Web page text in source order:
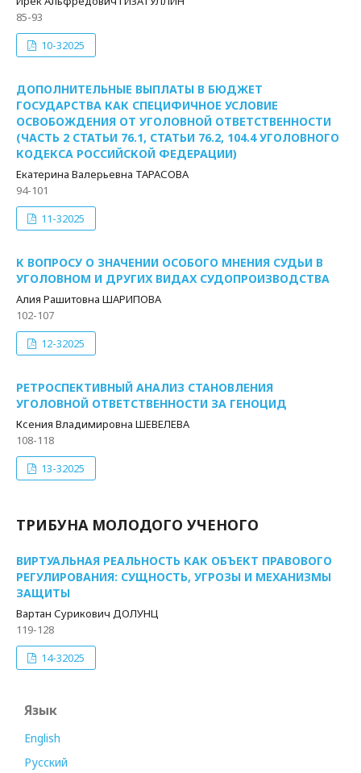
85-93
10-32025
ДОПОЛНИТЕЛЬНЫЕ ВЫПЛАТЫ В БЮДЖЕТ
ГОСУДАРСТВА КАК СПЕЦИФИЧНОЕ УСЛОВИЕ
ОСВОБОЖДЕНИЯ ОТ УГОЛОВНОЙ ОТВЕТСТВЕННОСТИ
(ЧАСТЬ 2 СТАТЬИ 76.1, СТАТЬИ 76.2, 104.4 УГОЛОВНОГО
КОДЕКСА РОССИЙСКОЙ ФЕДЕРАЦИИ)
Екатерина Валерьевна ТАРАСОВА
94-101
11-32025
К ВОПРОСУ О ЗНАЧЕНИИ ОСОБОГО МНЕНИЯ СУДЬИ В
УГОЛОВНОМ И ДРУГИХ ВИДАХ СУДОПРОИЗВОДСТВА
Алия Рашитовна ШАРИПОВА
102-107
12-32025
РЕТРОСПЕКТИВНЫЙ АНАЛИЗ СТАНОВЛЕНИЯ
УГОЛОВНОЙ ОТВЕТСТВЕННОСТИ ЗА ГЕНОЦИД
Ксения Владимировна ШЕВЕЛЕВА
108-118
13-32025
ТРИБУНА МОЛОДОГО УЧЕНОГО
ВИРТУАЛЬНАЯ РЕАЛЬНОСТЬ КАК ОБЪЕКТ ПРАВОВОГО
РЕГУЛИРОВАНИЯ: СУЩНОСТЬ, УГРОЗЫ И МЕХАНИЗМЫ
ЗАЩИТЫ
Вартан Сурикович ДОЛУНЦ
119-128
14-32025
Язык
English
Русский